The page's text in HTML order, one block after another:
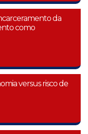
da
como
versus risco de